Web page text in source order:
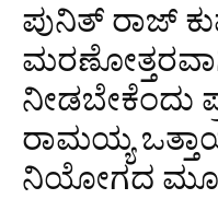
ಪುನಿತ್ ರಾಜ್
ಮರಣೋತ್ತರವಾಗಿ
ನೀಡಬೇಕೆಂದು
ರಾಮಯ್ಯ
ನಿಯೋಗದ